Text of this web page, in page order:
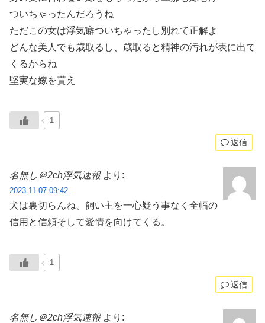
ついちゃったんだろうね
ただこの女は浮気癖ついちゃったし別れて正解よ
どんな美人でも歳取るし、歳取ると精神の汚れが表に出て
くるからね
堅実な嫁を貰え
1
返信
名無し＠2ch浮気速報 より:
2023-11-07 09:42
犬は裏切らんね、飼い主を一心疑う事なく全幅の
信用と信頼そして愛情を向けてくる。
1
返信
名無し＠2ch浮気速報 より: